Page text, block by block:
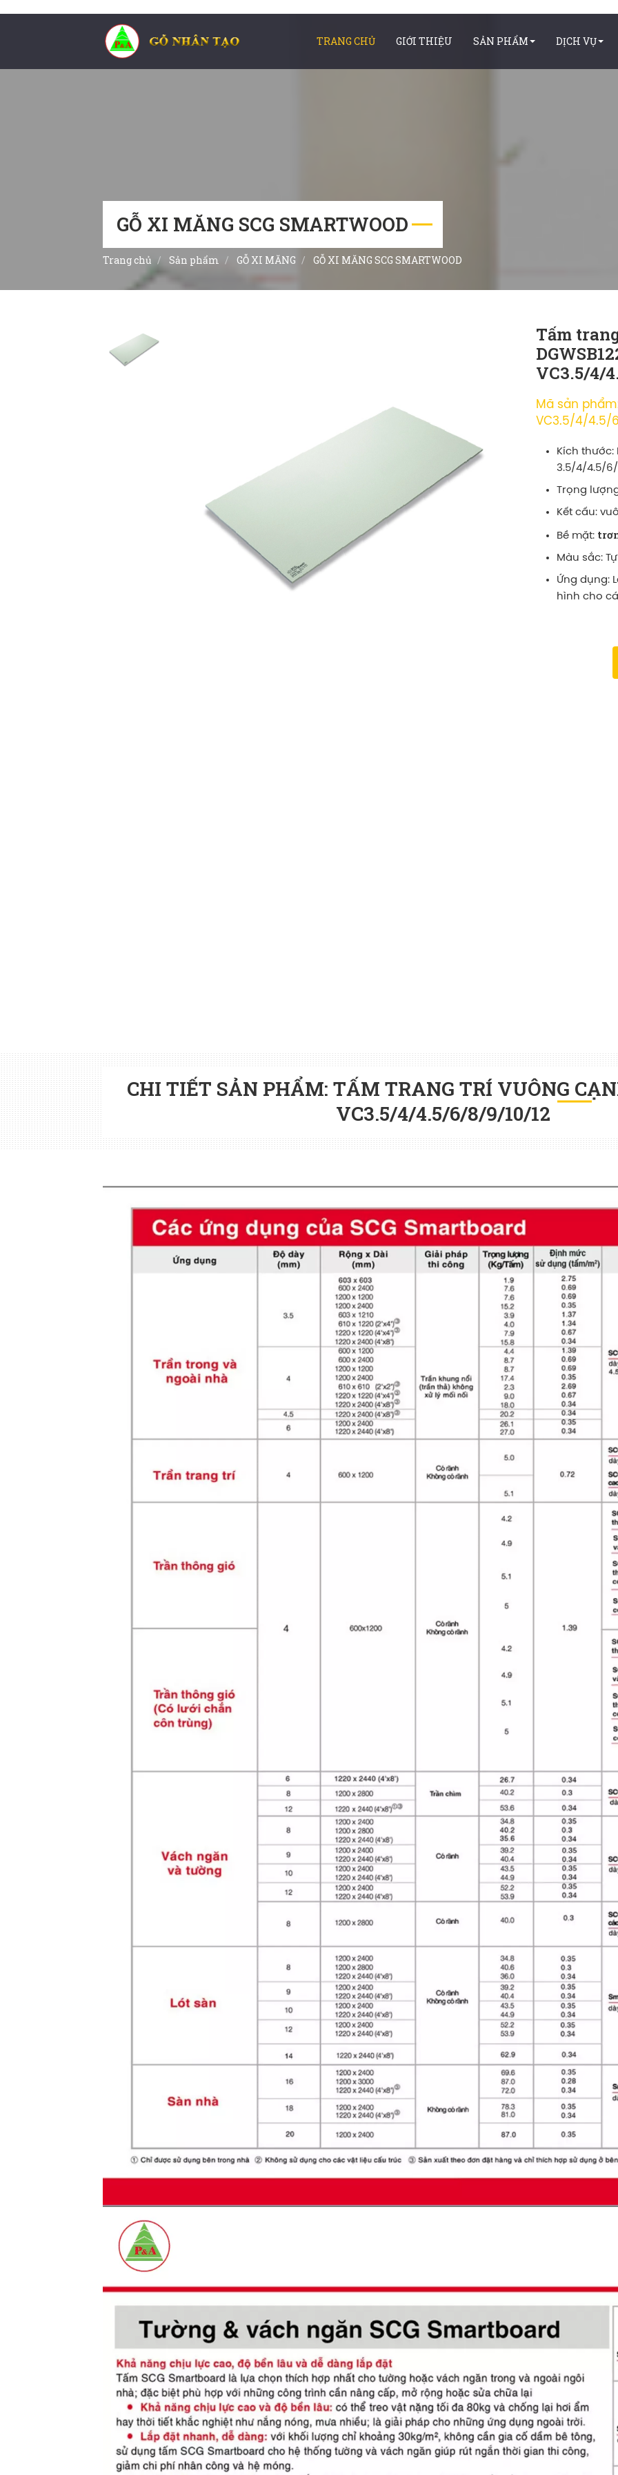
GỖ XI MĂNG SCG SMARTWOOD
Trang chủ Sản phẩm GỖ XI MĂNG GỖ XI MĂNG SCG SMARTWOOD
TRANG CHỦ GIỚI THIỆU SẢN PHẨM DỊCH VỤ
Tấm
VC3.5/4/
Mã sản
VC3.5/4/4.5/
Kích thước:
3.5/4/4.5/
Trọng
Kết cấu:
Bề mặt:
Màu sắc:
Ứng dụng:
hình cho
CHI TIẾT SẢN PHẨM: TẤM TRANG TRÍ VUÔNG
VC3.5/4/4.5/6/8/9/10/12